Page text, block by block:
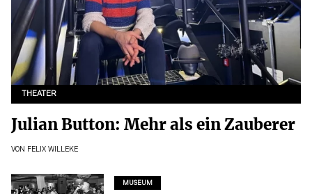
THEATER
Julian Button: Mehr als ein Zauberer
VON FELIX WILLEKE
MUSEUM